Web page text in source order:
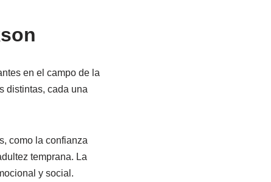
en el campo de la
distintas, cada una
como la confianza
temprana. La
y social.